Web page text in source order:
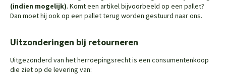
(indien mogelijk). Komt een artikel bijvoorbeeld op een pallet?
Dan moet hij ook op een pallet terug worden gestuurd naar ons.
Uitzonderingen bij retourneren
Uitgezonderd van het herroepingsrecht is een consumentenkoop
die ziet op de levering van: